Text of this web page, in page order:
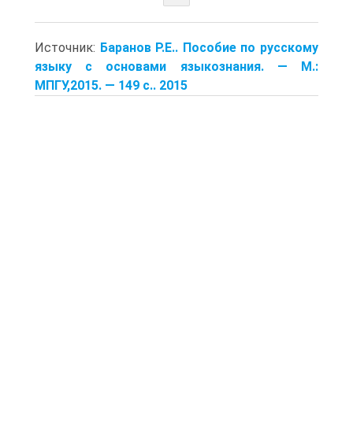
Источник: Баранов Р.Е.. Пособие по русскому
языку с основами языкознания. — М.:
МПГУ,2015. — 149 с.. 2015